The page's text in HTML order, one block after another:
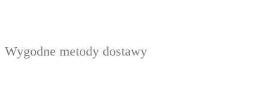
Wygodne metody dostawy